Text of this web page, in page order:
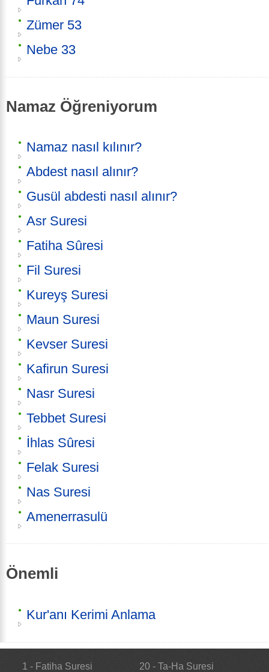
Zümer 53
Nebe 33
Namaz Öğreniyorum
Namaz nasıl kılınır?
Abdest nasıl alınır?
Gusül abdesti nasıl alınır?
Asr Suresi
Fatiha Sûresi
Fil Suresi
Kureyş Suresi
Maun Suresi
Kevser Suresi
Kafirun Suresi
Nasr Suresi
Tebbet Suresi
İhlas Sûresi
Felak Suresi
Nas Suresi
Amenerrasulü
Önemli
Kur'anı Kerimi Anlama
1 - Fatiha Suresi
20 - Ta-Ha Suresi